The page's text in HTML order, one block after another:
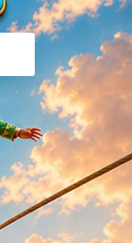
דלג לסרגל הניווט
דלג לתוכן